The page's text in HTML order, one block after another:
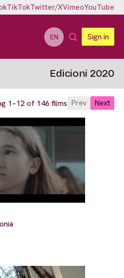
TikTokTwitter/XVimeoYouTube
EN Sign in
Edicioni 2020
1–12 of 146 films Prev Next